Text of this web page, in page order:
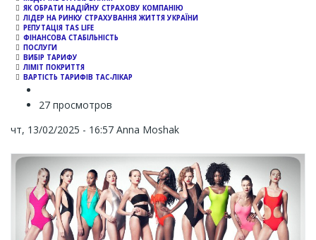
ЯК ОБРАТИ НАДІЙНУ СТРАХОВУ КОМПАНІЮ
ЛІДЕР НА РИНКУ СТРАХУВАННЯ ЖИТТЯ УКРАЇНИ
РЕПУТАЦІЯ TAS LIFE
ФІНАНСОВА СТАБІЛЬНІСТЬ
ПОСЛУГИ
ВИБІР ТАРИФУ
ЛІМІТ ПОКРИТТЯ
ВАРТІСТЬ ТАРИФІВ ТАС-ЛІКАР
27 просмотров
чт, 13/02/2025 - 16:57 Anna Moshak